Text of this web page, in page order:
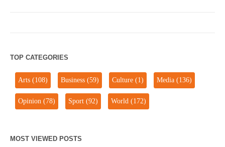
TOP CATEGORIES
Arts (108) Business (59) Culture (1) Media (136)
Opinion (78) Sport (92) World (172)
MOST VIEWED POSTS